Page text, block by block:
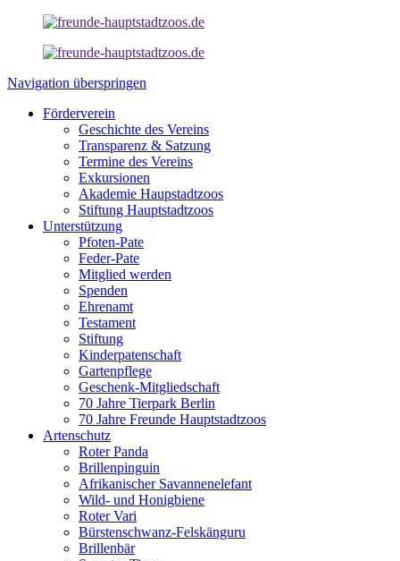
Navigation überspringen
Förderverein
Geschichte des Vereins
Transparenz & Satzung
Termine des Vereins
Exkursionen
Akademie Haupstadtzoos
Stiftung Hauptstadtzoos
Unterstützung
Pfoten-Pate
Feder-Pate
Mitglied werden
Spenden
Ehrenamt
Testament
Stiftung
Kinderpatenschaft
Gartenpflege
Geschenk-Mitgliedschaft
70 Jahre Tierpark Berlin
70 Jahre Freunde Hauptstadtzoos
Artenschutz
Roter Panda
Brillenpinguin
Afrikanischer Savannenelefant
Wild- und Honigbiene
Roter Vari
Bürstenschwanz-Felskänguru
Brillenbär